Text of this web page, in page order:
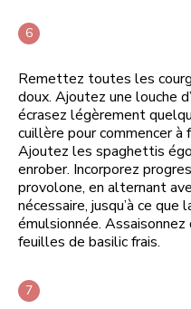
Remettez toutes les
doux. Ajoutez une louche
écrasez légèrement
cuillère pour commencer à
Ajoutez les spaghettis
enrober. Incorporez
provolone, en alternant
nécessaire, jusqu’à ce
émulsionnée.
feuilles de basilic frais.